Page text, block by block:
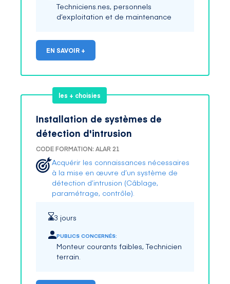
Techniciens.nes, personnels
d’exploitation et de maintenance
EN SAVOIR +
les + choisies
Installation de systèmes de
détection d'intrusion
CODE FORMATION: ALAR 21
Acquérir les connaissances nécessaires
à la mise en œuvre d’un système de
détection d’intrusion (Câblage,
paramétrage, contrôle).
3 jours
PUBLICS CONCERNÉS:
Monteur courants faibles, Technicien
terrain.